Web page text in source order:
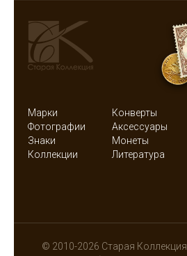
Марки Конверты
Фотографии
Аксессуары
Знаки
Монеты
Коллекции
Литература
© 2010-2026 Старая Коллекция